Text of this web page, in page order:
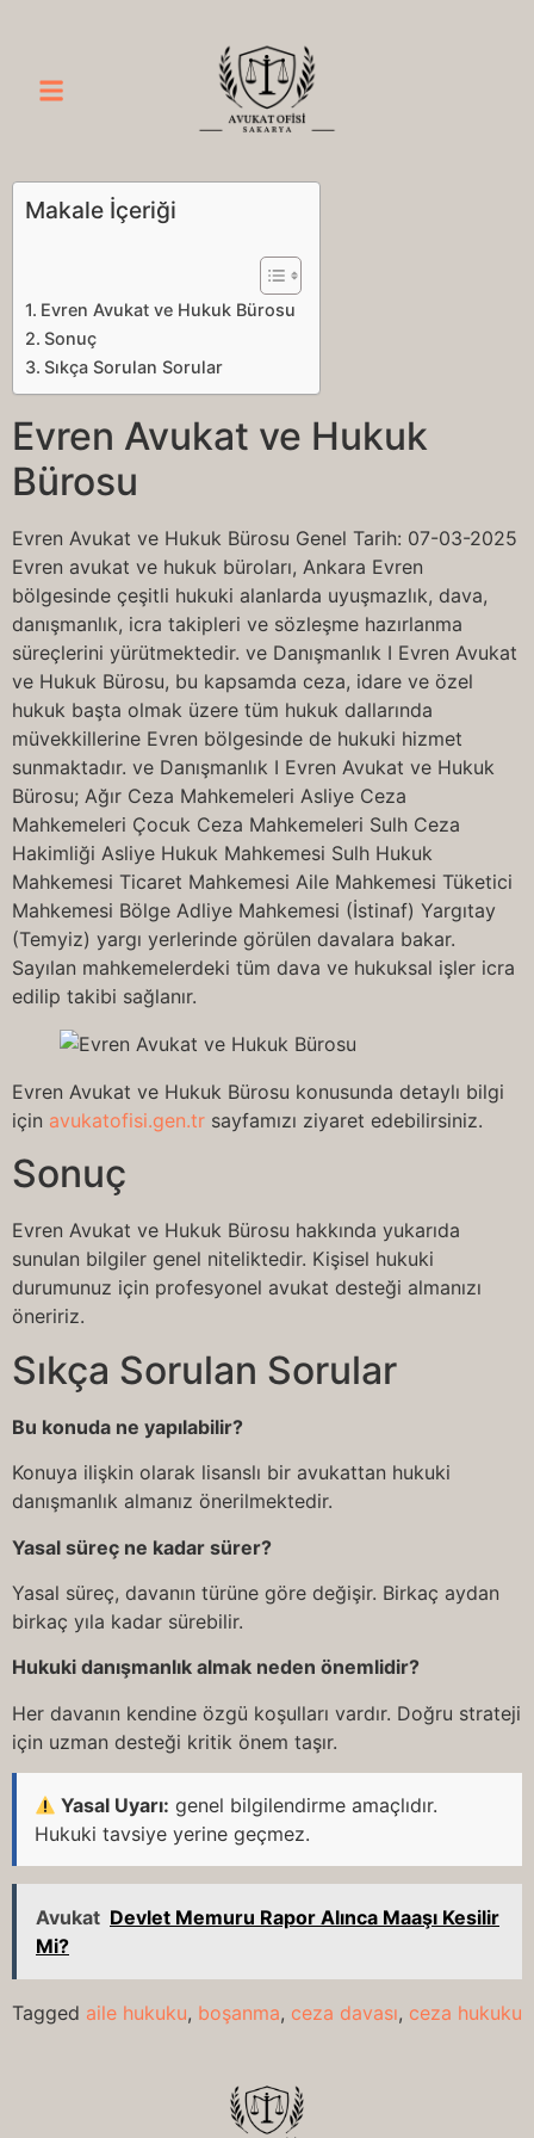
Makale İçeriği
Evren Avukat ve Hukuk Bürosu
Sonuç
Sıkça Sorulan Sorular
Evren Avukat ve Hukuk
Bürosu
Evren Avukat ve Hukuk Bürosu Genel Tarih: 07-03-2025
Evren avukat ve hukuk büroları, Ankara Evren
bölgesinde çeşitli hukuki alanlarda uyuşmazlık, dava,
danışmanlık, icra takipleri ve sözleşme hazırlanma
süreçlerini yürütmektedir. ve Danışmanlık I Evren Avukat
ve Hukuk Bürosu, bu kapsamda ceza, idare ve özel
hukuk başta olmak üzere tüm hukuk dallarında
müvekkillerine Evren bölgesinde de hukuki hizmet
sunmaktadır. ve Danışmanlık I Evren Avukat ve Hukuk
Bürosu; Ağır Ceza Mahkemeleri Asliye Ceza
Mahkemeleri Çocuk Ceza Mahkemeleri Sulh Ceza
Hakimliği Asliye Hukuk Mahkemesi Sulh Hukuk
Mahkemesi Ticaret Mahkemesi Aile Mahkemesi Tüketici
Mahkemesi Bölge Adliye Mahkemesi (İstinaf) Yargıtay
(Temyiz) yargı yerlerinde görülen davalara bakar.
Sayılan mahkemelerdeki tüm dava ve hukuksal işler icra
edilip takibi sağlanır.
Evren Avukat ve Hukuk Bürosu konusunda detaylı bilgi
için avukatofisi.gen.tr sayfamızı ziyaret edebilirsiniz.
Sonuç
Evren Avukat ve Hukuk Bürosu hakkında yukarıda
sunulan bilgiler genel niteliktedir. Kişisel hukuki
durumunuz için profesyonel avukat desteği almanızı
öneririz.
Sıkça Sorulan Sorular
Bu konuda ne yapılabilir?
Konuya ilişkin olarak lisanslı bir avukattan hukuki
danışmanlık almanız önerilmektedir.
Yasal süreç ne kadar sürer?
Yasal süreç, davanın türüne göre değişir. Birkaç aydan
birkaç yıla kadar sürebilir.
Hukuki danışmanlık almak neden önemlidir?
Her davanın kendine özgü koşulları vardır. Doğru strateji
için uzman desteği kritik önem taşır.
Yasal Uyarı: genel bilgilendirme amaçlıdır.
Hukuki tavsiye yerine geçmez.
Avukat Devlet Memuru Rapor Alınca Maaşı Kesilir
Mi?
Tagged aile hukuku, boşanma, ceza davası, ceza hukuku